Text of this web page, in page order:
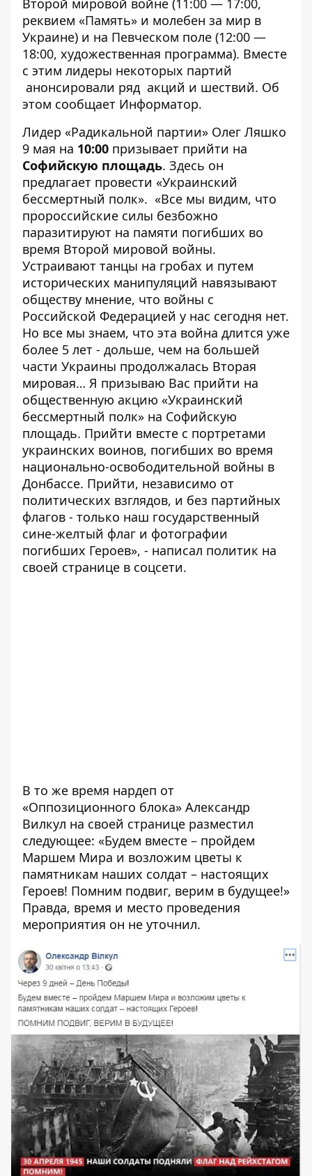
Второй мировой войне (11:00 — 17:00,
реквием «Память» и молебен за мир в
Украине) и на Певческом поле (12:00 —
18:00, художественная программа). Вместе
с этим лидеры некоторых партий
анонсировали ряд акций и шествий. Об
этом сообщает Информатор.
Лидер «Радикальной партии» Олег Ляшко
9 мая на 10:00 призывает прийти на
Софийскую площадь. Здесь он
предлагает провести «Украинский
бессмертный полк». «Все мы видим, что
пророссийские силы безбожно
паразитируют на памяти погибших во
время Второй мировой войны.
Устраивают танцы на гробах и путем
исторических манипуляций навязывают
обществу мнение, что войны с
Российской Федерацией у нас сегодня нет.
Но все мы знаем, что эта война длится уже
более 5 лет - дольше, чем на большей
части Украины продолжалась Вторая
мировая… Я призываю Вас прийти на
общественную акцию «Украинский
бессмертный полк» на Софийскую
площадь. Прийти вместе с портретами
украинских воинов, погибших во время
национально-освободительной войны в
Донбассе. Прийти, независимо от
политических взглядов, и без партийных
флагов - только наш государственный
сине-желтый флаг и фотографии
погибших Героев», - написал политик на
своей странице в соцсети.
В то же время нардеп от
«Оппозиционного блока» Александр
Вилкул на своей странице разместил
следующее: «Будем вместе – пройдем
Маршем Мира и возложим цветы к
памятникам наших солдат – настоящих
Героев! Помним подвиг, верим в будущее!»
Правда, время и место проведения
мероприятия он не уточнил.